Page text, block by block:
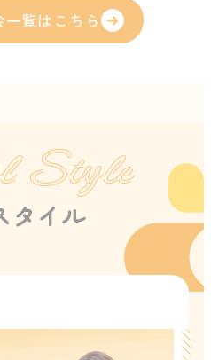
覧はこちら
Style
タイル